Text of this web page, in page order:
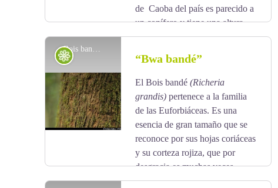
View picture in full screen
de Caoba del país es parecido a
un conífero y tiene una altura
mediana, sus hojas son coriáceas de color verde
oscuro por encima y se parecen a las de la adelfa.
Sus semillas parduzcas sobre receptáculos de color
rojo llaman la atención. Su corteza es fina. Esta
especie florece principalmente en diciembre / enero,
y tiene flores discretas.
Bois bandé (détail écorce) - Fabien Salles / PNG
Flora “Bwa bandé”
El Bois bandé(Richeria
grandis) pertenece a la familia
de las Euforbiáceas. Es una
esencia de gran tamaño que se
reconoce por sus hojas coriáceas
y su corteza rojiza, que por
desgracia es muchas veces
víctima de extracciones abusivas. Se conoce también